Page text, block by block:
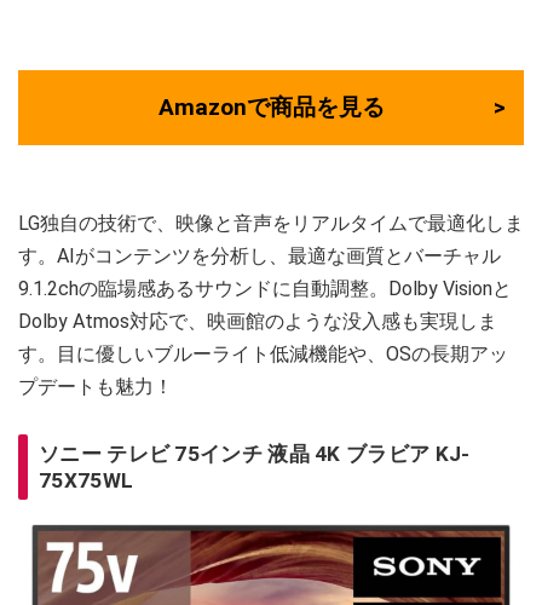
Amazonで商品を見る
LG独自の技術で、映像と音声をリアルタイムで最適化しま
す。AIがコンテンツを分析し、最適な画質とバーチャル
9.1.2chの臨場感あるサウンドに自動調整。Dolby Visionと
Dolby Atmos対応で、映画館のような没入感も実現しま
す。目に優しいブルーライト低減機能や、OSの長期アッ
プデートも魅力！
ソニー テレビ 75インチ 液晶 4K ブラビア KJ-
75X75WL